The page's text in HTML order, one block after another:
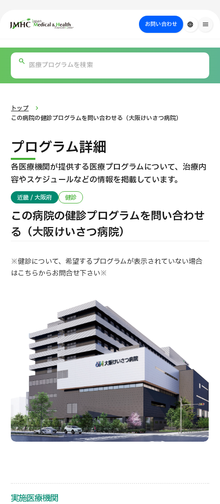
ジャパン・メディカル＆ヘルスツーリズムセンター（JMHC）
お問い合わせ language menu
日本の医療について
部位・疾病
で探す
検査・術式・
方法で探す
を探す
JMHCについて
外国人受療者様へ
日本の医療について
受診の流れ
医療プログラム検索
PICK UP PROGRAM
国際セカンドオピニオンパッケージ （湘南鎌倉総合病院）
治療 治療
トップ
この病院の健診プログラムを問い合わせる（大阪けいさつ病院）
プログラム詳細
各医療機関が提供する医療プログラムについて、治療内
容やスケジュールなどの情報を掲載しています。
近畿 / 大阪府 健診
この病院の健診プログラムを問い合わせ
る（大阪けいさつ病院）
※健診について、希望するプログラムが表示されていない場合
はこちらからお問合せ下さい※
実施医療機関